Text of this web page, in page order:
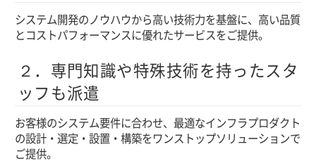
システム開発のノウハウから高い技術力を基盤に、高い品質
とコストパフォーマンスに優れたサービスをご提供。
２．専門知識や特殊技術を持ったスタ
ッフも派遣
お客様のシステム要件に合わせ、最適なインフラプロダクト
の設計・選定・設置・構築をワンストップソリューションで
ご提供。